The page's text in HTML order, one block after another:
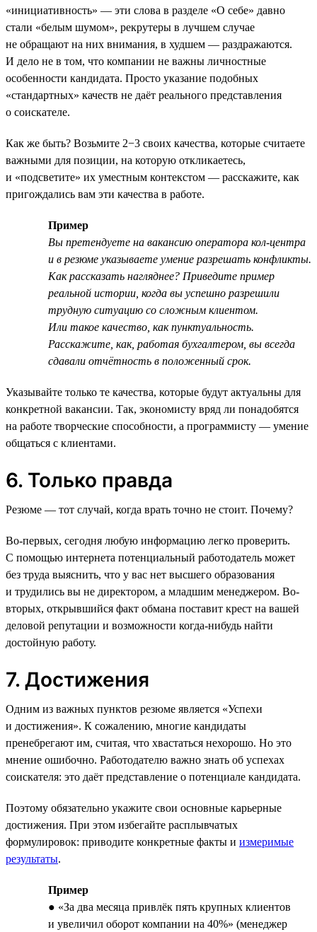
«инициативность» — эти слова в разделе «О себе» давно
стали «белым шумом», рекрутеры в лучшем случае
не обращают на них внимания, в худшем — раздражаются.
И дело не в том, что компании не важны личностные
особенности кандидата. Просто указание подобных
«стандартных» качеств не даёт реального представления
о соискателе.
Как же быть? Возьмите 2−3 своих качества, которые считаете
важными для позиции, на которую откликаетесь,
и «подсветите» их уместным контекстом — расскажите, как
пригождались вам эти качества в работе.
Пример
Вы претендуете на вакансию оператора кол-центра
и в резюме указываете умение разрешать конфликты.
Как рассказать нагляднее? Приведите пример
реальной истории, когда вы успешно разрешили
трудную ситуацию со сложным клиентом.
Или такое качество, как пунктуальность.
Расскажите, как, работая бухгалтером, вы всегда
сдавали отчётность в положенный срок.
Указывайте только те качества, которые будут актуальны для
конкретной вакансии. Так, экономисту вряд ли понадобятся
на работе творческие способности, а программисту — умение
общаться с клиентами.
6. Только правда
Резюме — тот случай, когда врать точно не стоит. Почему?
Во-первых, сегодня любую информацию легко проверить.
С помощью интернета потенциальный работодатель может
без труда выяснить, что у вас нет высшего образования
и трудились вы не директором, а младшим менеджером. Во-
вторых, открывшийся факт обмана поставит крест на вашей
деловой репутации и возможности когда-нибудь найти
достойную работу.
7. Достижения
Одним из важных пунктов резюме является «Успехи
и достижения». К сожалению, многие кандидаты
пренебрегают им, считая, что хвастаться нехорошо. Но это
мнение ошибочно. Работодателю важно знать об успехах
соискателя: это даёт представление о потенциале кандидата.
Поэтому обязательно укажите свои основные карьерные
достижения. При этом избегайте расплывчатых
формулировок: приводите конкретные факты и измеримые
результаты.
Пример
● «За два месяца привлёк пять крупных клиентов
и увеличил оборот компании на 40%» (менеджер